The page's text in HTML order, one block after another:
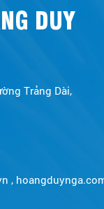
DUY
Trảng Dài,
,